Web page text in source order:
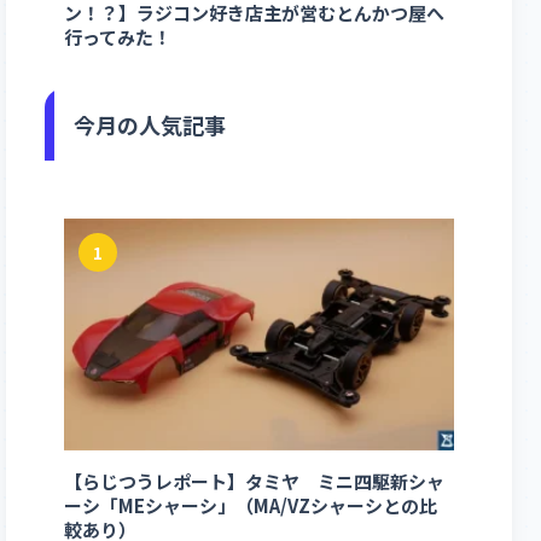
ン！？】ラジコン好き店主が営むとんかつ屋へ
行ってみた！
今月の人気記事
1
【らじつうレポート】タミヤ ミニ四駆新シャ
ーシ「MEシャーシ」（MA/VZシャーシとの比
較あり）